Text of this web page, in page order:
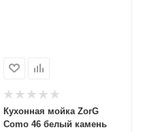
Кухонная мойка ZorG
Como 46 белый камень